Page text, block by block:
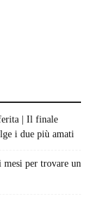
| Il finale
i due più amati
mesi per trovare un